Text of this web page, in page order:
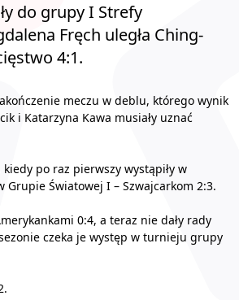
do grupy I Strefy
Fręch uległa Ching-
4:1.
meczu w deblu, którego wynik
i Katarzyna Kawa musiały uznać
po raz pierwszy wystąpiły w
Światowej I – Szwajcarkom 2:3.
0:4, a teraz nie dały rady
czeka je występ w turnieju grupy